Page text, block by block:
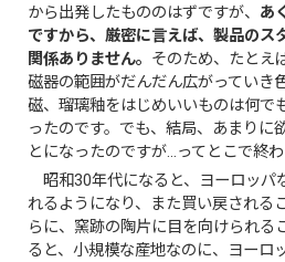
から出発したもののはずですが、 あ
ですから、厳密に言えば、製品のス
関係ありません。 そのため、たとえ
磁器の範囲がだんだん広がっていき
磁、瑠璃釉をはじめいいものは何で
ったのです。でも、結局、あまりに
とになったのですが…ってとこで終わ
昭和30年代になると、ヨーロッパ
れるようになり、また買い戻される
らに、窯跡の陶片に目を向けられる
ると、小規模な産地なのに、ヨーロ